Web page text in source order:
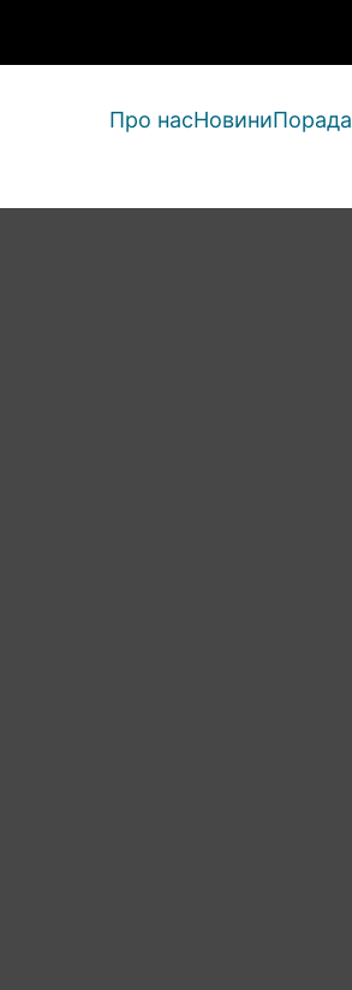
Про насНовиниПорада